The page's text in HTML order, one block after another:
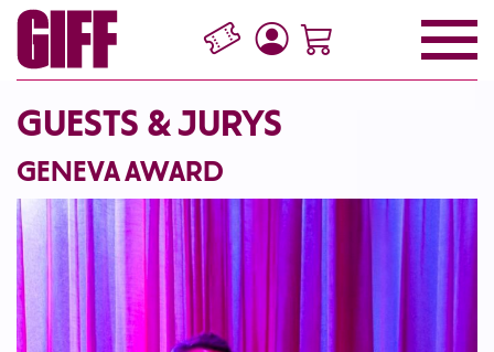
GUESTS & JURYS
GENEVA AWARD